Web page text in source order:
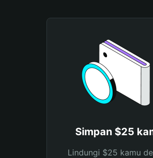
Simpan $25
Lindungi $25 kamu